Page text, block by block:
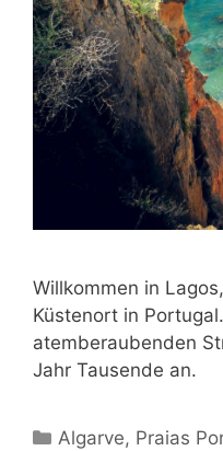
Willkommen in
Küstenort in
atemberaubenden
Jahr Tausende an.
Kategorien
Algarve, Praias